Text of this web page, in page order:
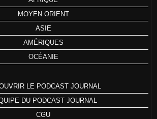
MOYEN ORIENT
ASIE
AMÉRIQUES
OCÉANIE
LE PODCAST JOURNAL
DU PODCAST JOURNAL
CGU